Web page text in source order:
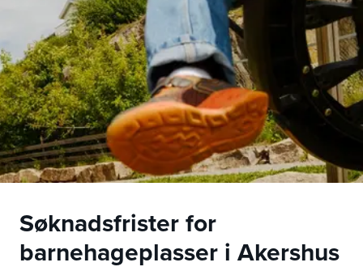
Søknadsfrister for
barnehageplasser i Akershus